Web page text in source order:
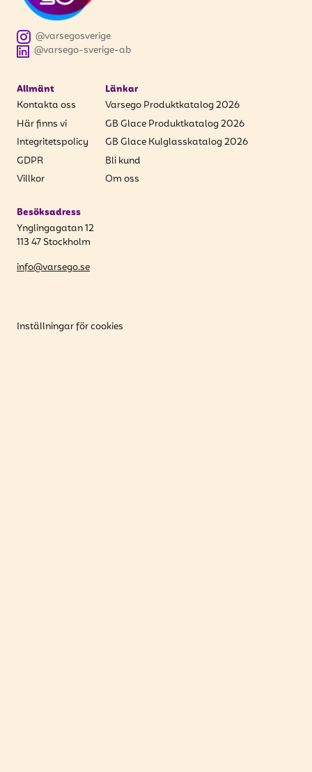
@varsego-sverige-ab
@varsegosverige
Allmänt
Kontakta oss
Här finns vi
Integritetspolicy
GDPR
Villkor
Länkar
Varsego Produktkatalog 2026
GB Glace Produktkatalog 2026
GB Glace Kulglasskatalog 2026
Bli kund
Om oss
Besöksadress
Ynglingagatan 12
113 47 Stockholm
info@varsego.se
Inställningar för cookies